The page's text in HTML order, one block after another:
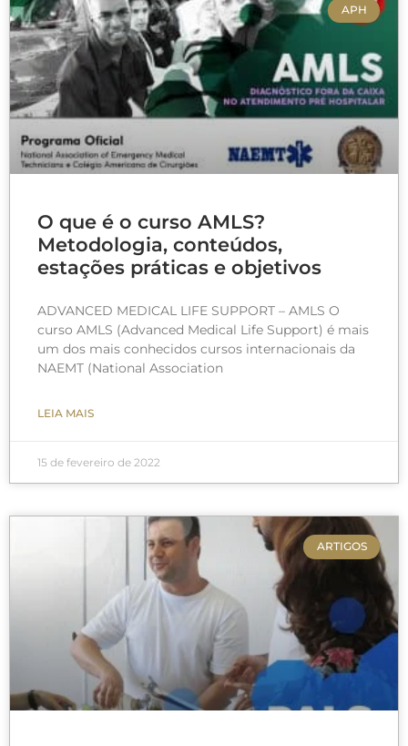
APH
O que é o curso AMLS?
Metodologia, conteúdos,
estações práticas e objetivos
ADVANCED MEDICAL LIFE SUPPORT – AMLS O
curso AMLS (Advanced Medical Life Support) é mais
um dos mais conhecidos cursos internacionais da
NAEMT (National Association
LEIA MAIS
15 de fevereiro de 2022
ARTIGOS